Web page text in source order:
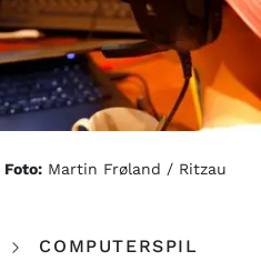
Foto: Martin Frøland / Ritzau
COMPUTERSPIL